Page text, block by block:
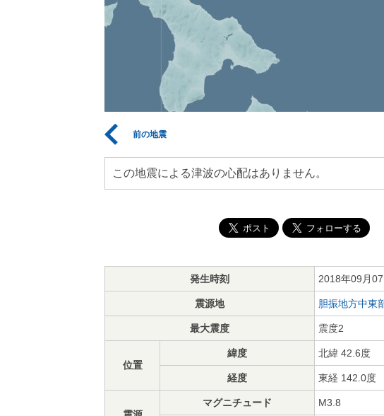
前の地震
この地震による津波の心配はありません。
発生時刻 2018年09月
震源地 胆振地方中東
最大震度 震度2
位置
緯度 北緯 42.6度
経度 東経 142.0度
マグニチュード M3.8